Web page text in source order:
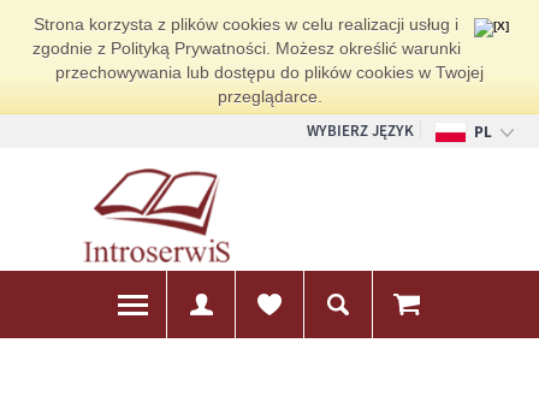
Strona korzysta z plików cookies w celu realizacji usług i
zgodnie z Polityką Prywatności. Możesz określić warunki
przechowywania lub dostępu do plików cookies w Twojej
przeglądarce.
WYBIERZ JĘZYK
PL